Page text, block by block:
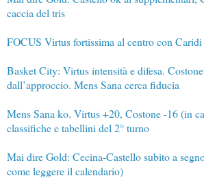
caccia del tris
FOCUS Virtus fortissima al centro con Caridi
Basket City: Virtus intensità e difesa.
dall’approccio. Mens Sana cerca fiducia
Mens Sana ko. Virtus +20, Costone -16 (in
classifiche e tabellini del 2° turno
Mai dire Gold: Cecina-Castello subito a
come leggere il calendario)